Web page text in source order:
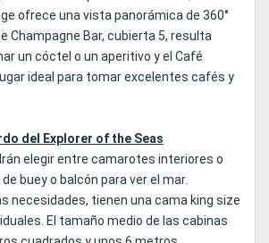
ofrece una vista panorámica de 360°
Champagne Bar, cubierta 5, resulta
un cóctel o un aperitivo y el Café
ideal para tomar excelentes cafés y
del Explorer of the Seas
elegir entre camarotes interiores o
buey o balcón para ver el mar.
necesidades, tienen una cama king size
El tamaño medio de las cabinas